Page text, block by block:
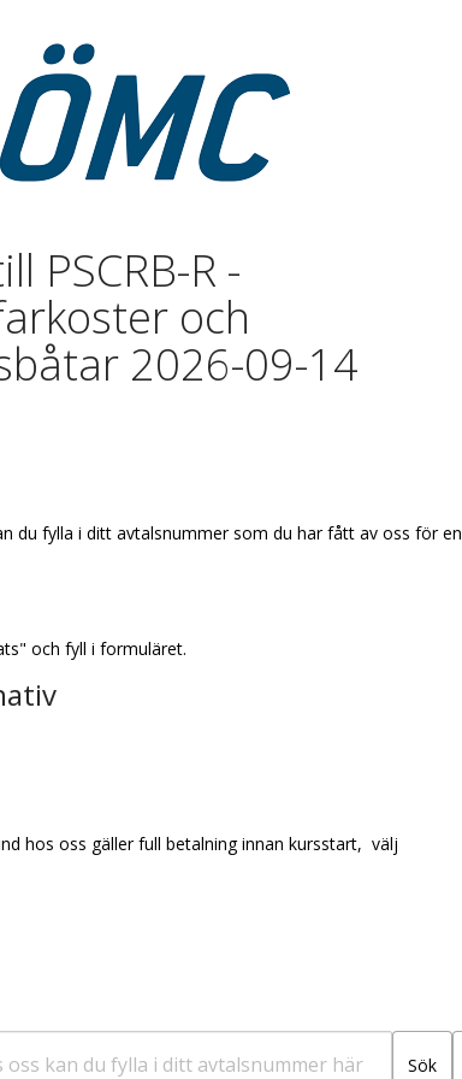
PSCRB-R -
och
2026-09-14
du fylla i ditt avtalsnummer som du har fått av oss för en
och fyll i formuläret.
hos oss gäller full betalning innan kursstart, välj
oss kan du fylla i ditt avtalsnummer här Sök